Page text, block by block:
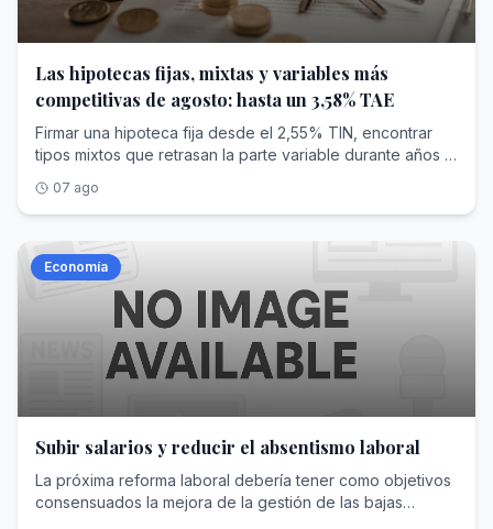
Las hipotecas fijas, mixtas y variables más
competitivas de agosto: hasta un 3,58% TAE
Firmar una hipoteca fija desde el 2,55% TIN, encontrar tipos mixtos que retrasan la parte variable durante años o atarte al euríbor con un diferencial ajustado son tres caminos abiertos este mes de agosto en entidades como Ibercaja, Banco Sabadell o Kutxabank. Eso sí: debes tener en cuenta que detrás de casi cada uno de esos tipos hay condiciones de vinculación (nómina, seguros, planes de pensiones) que conviene leer con calma antes de decidir. El momento ayuda a comparar con la cabeza fría. El euríbor a doce meses cerró julio con una media del 2,855% , y el Banco Central Europeo mantuvo los tipos en su reunión del 23 de julio, con la facilidad de depósito en el 2,25%. Con el índice estabilizado tras meses de bajadas, la banca ha vuelto a competir por captar hipotecas, y eso se nota en los tipos fijos y en los diferenciales de las variables. Quédate con una idea antes de entrar en materia: el tipo que anuncia el banco suele ser el TIN, pero lo que te dice cuánto cuesta de verdad el préstamo cada año es la TAE , porque suma comisiones y productos vinculados. Y en las mixtas y variables hay un segundo dato que pesa tanto como el tipo: cuántos años pagas a un precio conocido antes de que entre en juego el euríbor. Ibercaja ( 3,49% TAE ), Banca March ( 3,01% TAE ), Banco Sabadell ( 3,58% TAE ), Cajamar ( 3,44% TAE ) y CaixaBank ( 4,26% TAE ) son las cinco opciones a tipo fijo de esta comparativa, la vía para quien prefiere pagar siempre la misma cuota, sin sobresaltos, durante toda la vida del préstamo. Ibercaja pone el tipo fijo más bajo de esta comparativa: un 2,55% TIN que no cambia en toda la vida del préstamo, con una TAE del 3,49% a 25 años . Es el punto de partida más ajustado para quien busca una cuota inamovible y el número más bajo de salida. Ese tipo sale a cuenta si centralizas tu vida financiera en el banco: la bonificación máxima pide domiciliar una nómina de al menos 2.500 euros , una tarjeta con uso mínimo, tres recibos, seguros de hogar y de vida y una aportación mensual de 75 euros a un fondo. Cuantos menos requisitos cumplas, más sube el tipo. En Banca March, el TIN del 2,65% y la TAE del 3,01% casi se tocan , y esa es la TAE más ajustada de las cinco fijas: apenas hay distancia entre el tipo del anuncio y el coste real, porque no carga comisión de apertura. El plazo llega hasta 30 años. Está pensada para importes altos, con un préstamo que parte de un mínimo desde los 150.000 euros . Para acceder a sus condiciones pide domiciliar ingresos recurrentes desde 4.000 euros al mes en su cuenta digital y contratar seguros de vida y de hogar, así que encaja sobre todo con quien financia una compra elevada. Banco Sabadell reparte su bonificación por tramos, y esa es su particularidad: no es todo o nada. Su hipoteca fija se firma con un 2,75% TIN y una TAE del 3,58% a 30 años , sin comisión de apertura, y el tipo baja según cuántos productos sumes: nómina, seguro de hogar, seguro de vida o seguro de protección de pagos. Esa mecánica escalonada encaja con quien no puede o no quiere cumplir todas las vinculaciones a la vez , porque cada producto que añades rebaja un poco el tipo sin obligarte al paquete completo. Conviene tener presente que aplica comisión por amortización anticipada solo durante los primeros años. Cajamar añade un requisito que no verás en las demás: para acceder a su mejor tipo hay que hacerse socio de la entidad, con una aportación de unos 61 euros. A cambio ofrece un 2,85% TIN y una TAE del 3,44% a 30 años , sin comisión de apertura. Además de la condición de socio, la bonificación completa pide domiciliar la nómina y contratar seguros, y está orientada a unidades familiares con ingresos por encima de los 4.000 euros al mes . Es una opción a estudiar para quien ya tiene o no le importa asumir esa relación con el banco. CaixaBank firma la TAE más alta de las cinco, un 4,26% con un 2,85% TIN a 30 años, pero también es la que más margen deja para rebajar el tipo por la vía de la vinculación: hasta un punto porcentual menos de TIN si combinas varios productos. Ese descuento de hasta el 1% se consigue sumando nómina, recibos, tarjeta, seguro de hogar, seguro de vida e incluso una alarma , y tampoco carga comisión de apertura. Encaja con quien está dispuesto a concentrar toda su relación bancaria en la entidad a cambio del mayor recorte. Las mixtas son el término medio: pagas un tipo fijo durante los primeros años y solo después la cuota pasa a depender del euríbor. Banco Sabadell ( 3,90% TAE ), Pibank ( 3,30% TAE ), Ibercaja ( 3,77% TAE ), Abanca ( 5,11% TAE ) y una segunda variante de Ibercaja con tramo fijo a diez años ( 3,45% TAE ) completan este apartado. Banco Sabadell arranca con el tipo de salida más bajo de las mixtas: un 1,80% TIN durante los tres primeros años. Es el tramo fijo más corto del grupo, así que la cuota pasa antes a moverse con el euríbor, al que después se suma un diferencial del 0,70%. La TAE queda en el 3,90% a 30 años. Encaja con quien apuesta a que el euríbor seguirá contenido dentro de tres años y prefiere pagar muy poco al principio. Como en su hipoteca fija, no cobra comisión de apertura y la bonificación del tipo se reparte por tramos según los productos que contrates. Pibank es la mixta con la TAE más baja de esta comparativa, un 3,30% , y lo consigue por la vía más limpia: sin comisiones de apertura, estudio o amortización y sin obligarte a domiciliar nómina ni contratar un paquete de productos, más allá de una cuenta y un seguro de daños. Ofrece un 1,99% TIN durante los cuatro primeros años. Se contrata al cien por cien online, financia hasta el 90% de la compra y llega a un plazo de 35 años, el más largo de este grupo. Es la puerta de entrada natural para quien huye de las vinculaciones y quiere calcular el coste sin letra pequeña añadida. Ibercaja estira el tramo fijo a cinco años con un 2,00% TIN, dos años más a precio cerrado que la de Sabadell. Pasado ese periodo, la cuota se calcula con el euríbor más un diferencial del 0,60%, y la TAE se sitúa en el 3,77% a 25 años . Como en su hipoteca fija, el mejor tipo llega cumpliendo su cuadro de vinculaciones: nómina desde 2.500 euros, tarjeta, tres recibos, seguros de hogar y vida y aportación mensual a un fondo. Interesa a quien quiere más años de tranquilidad antes de asomarse al índice. Abanca firma la TAE más alta de las mixtas, un 5,11% , con un 2,05% TIN durante los cinco primeros años. Su rasgo propio es que no carga ninguna comisión y que la bonificación se reparte entre varios productos vinculables, aplicándose sobre todo al diferencial a partir del sexto año, cuando empieza la parte variable. Ese diseño premia la vinculación justo cuando la cuota deja de ser fija , y no antes. Puede convenir a quien planea mantener la relación con el banco a largo plazo y prefiere suavizar el tramo variable más que el fijo. La segunda variante de Ibercaja alarga el tipo fijo hasta diez años, el tramo más largo de todas las mixtas, con un 2,10% TIN. A cambio de esa década a precio conocido, su TAE se queda en el 3,45% a 25 años , por debajo de la versión a cinco años de la propia entidad. Después de esos diez años, la cuota pasa al euríbor más un diferencial del 0,60% . Pide el mismo cuadro de vinculaciones que el resto de hipotecas de Ibercaja, y es la alternativa para quien quiere aplazar lo máximo posible la exposición al índice sin renunciar a un tipo de salida contenido. En las variables la cuota se mueve con el euríbor desde el principio, salvo un primer tramo con tipo fijo de arranque. Kutxabank ( 3,67% TAE ), Banco Sabadell ( 3,98% TAE ), COINC ( 3,29% TAE ), Bankinter ( 3,66% TAE ) y Unicaja ( 4,20% TAE ) son las cinco que cierran esta comparativa, y aquí el dato que más pesa a largo plazo es el diferencial que se suma al índice. Kutxabank baja el diferencial al mínimo del grupo para el largo plazo: euríbor más 0,49%, una vez pasado el primer año a un 1,96% TIN. Es el dato que más cuenta en una hipoteca que vas a pagar durante décadas, y se refleja en una TAE del 3,67% a 30 años . Ese diferencial bonificado pide domiciliar una nómina desde 3.000 euros , aportar a un plan de pensiones o EPSV y contratar su seguro de hogar; si dejas de cumplir alguna condición, el diferencial sube a partir del segundo año. Encaja con quien puede sostener esa vinculación de forma estable. Banco Sabadell ofrece el arranque más suave: un 1,50% TIN durante los doce primeros meses, el tipo de salida más bajo de las variables. Después, la cuota pasa al euríbor más un diferencial del 0,50%, con una TAE del 3,98% a 30 años . Ese primer año barato alivia el inicio, cuando más aprietan la mudanza y los gastos de entrada. Como en el resto de su gama, no cobra comisión de apertura y bonifica el tipo por tramos según los productos que sumes, sin exigir el paquete completo de golpe. COINC, la marca digital de Bankinter, es la variable con la TAE más baja de esta comparativa, un 3,29% , y la que menos te ata: sin comisiones y sin vinculación obligatoria. Parte de un 2,30% TIN el primer año y después aplica euríbor más 0,50%. Si quieres, puedes rebajar el diferencial en 0,40 puntos abriendo una cuenta , pero es opcional, no una condición para contratar. Es la elección para quien prioriza no atarse a nóminas ni seguros y prefiere gestionar todo online. Bankinter alarga el tramo inicial a precio fijo hasta 36 meses, tres años con un 2,30% TIN antes de que entre el euríbor más un diferencial del 0,50%. Es el arranque protegido más largo de las variables, y su TAE queda en el 3,66% a 30 años . Su tipo se bonifica con la cuenta nómina, un seguro de vida y un seguro multirriesgo de hogar ; si dejas de cumplir alguna de esas vinculaciones, el tipo sube de forma automática. Interesa a quien quiere tres años de cuota estable antes de exponerse al índice. Unicaja reserva su variable para nóminas a partir de 2.000 euros al mes, un umbral de entrada más asequible que el de otras entidades del grupo. Ofrece un 1,90% TIN el primer año y después euríbor má
07 ago
Economía
Subir salarios y reducir el absentismo laboral
La próxima reforma laboral debería tener como objetivos
consensuados la mejora de la gestión de las bajas